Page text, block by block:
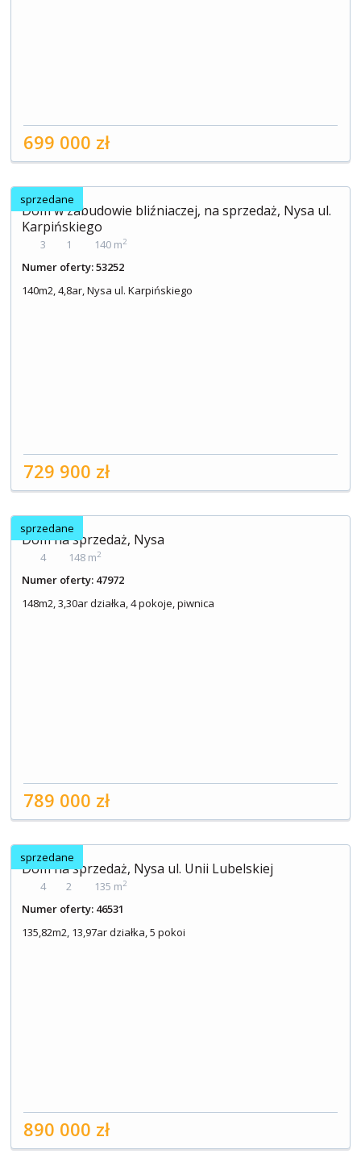
699 000 zł
sprzedane
Dom w zabudowie bliźniaczej, na sprzedaż, Nysa ul.
Karpińskiego
3 1 140 m2
Numer oferty: 53252
140m2, 4,8ar, Nysa ul. Karpińskiego
729 900 zł
sprzedane
Dom na sprzedaż, Nysa
4 148 m2
Numer oferty: 47972
148m2, 3,30ar działka, 4 pokoje, piwnica
789 000 zł
sprzedane
Dom na sprzedaż, Nysa ul. Unii Lubelskiej
4 2 135 m2
Numer oferty: 46531
135,82m2, 13,97ar działka, 5 pokoi
890 000 zł